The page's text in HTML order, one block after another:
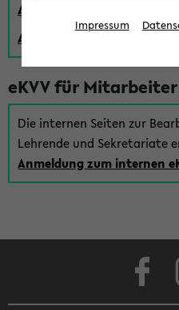
Anmeldung über einen
Anlegen eines neuen
eKVV für
Die internen Seiten zur
Lehrende und Sekretariate
Anmeldung zum internen
Impressum